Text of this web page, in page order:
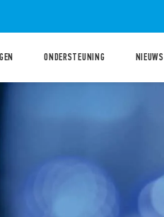
ONDERSTEUNING NIEUWS